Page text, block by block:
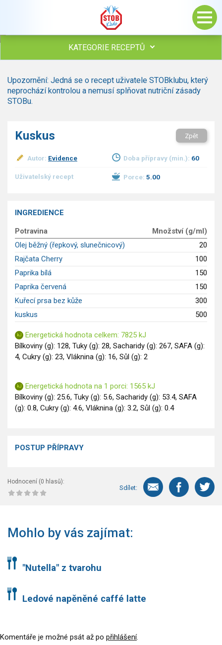
KATEGORIE RECEPTŮ
Polévky
Studená kuchyně
Bezmasé a zeleninové
Sladké pokrmy
Dezerty
Dětské recepty
GLP-1 recepty
Upozornění: Jedná se o recept uživatele STOBklubu, který
neprochází kontrolou a nemusí splňovat nutriční zásady
STOBu.
Kuskus Zpět
Autor: Evidence Doba přípravy (min.): 60
Uživatelský recept Porce: 5.00
INGREDIENCE
Potravina
Množství (g/ml)
Olej běžný (řepkový, slunečnicový)
20
Rajčata Cherry
100
Paprika bílá
150
Paprika červená
150
Kuřecí prsa bez kůže
300
kuskus
500
Energetická hodnota celkem: 7825 kJ
Bílkoviny (g): 128, Tuky (g): 28, Sacharidy (g): 267, SAFA (g):
4, Cukry (g): 23, Vláknina (g): 16, Sůl (g): 2
Energetická hodnota na 1 porci: 1565 kJ
Bílkoviny (g): 25.6, Tuky (g): 5.6, Sacharidy (g): 53.4, SAFA
(g): 0.8, Cukry (g): 4.6, Vláknina (g): 3.2, Sůl (g): 0.4
POSTUP PŘÍPRAVY
Hodnocení (0 hlasů):
Sdílet:
Mohlo by vás zajímat:
"Nutella" z tvarohu
Ledové napěněné caffé latte
Komentáře je možné psát až po přihlášení.